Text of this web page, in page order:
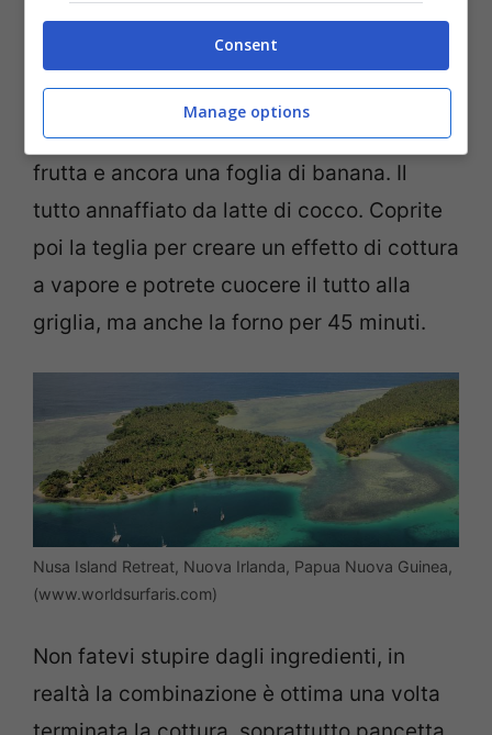
stratificato: prima gli ortaggi a foglia larga
come il cavolo, poi altri ortaggi a radice
come le patate, ancora uno strato di carne
(meglio se pancetta di maiale o pollo), poi
frutta e ancora una foglia di banana. Il
tutto annaffiato da latte di cocco. Coprite
poi la teglia per creare un effetto di cottura
a vapore e potrete cuocere il tutto alla
griglia, ma anche la forno per 45 minuti.
Nusa Island Retreat, Nuova Irlanda, Papua Nuova Guinea,
(www.worldsurfaris.com)
Non fatevi stupire dagli ingredienti, in
realtà la combinazione è ottima una volta
Consent
Manage options